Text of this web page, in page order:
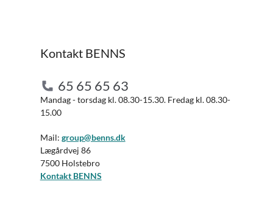
Kontakt BENNS
65 65 65 63
Mandag - torsdag kl. 08.30-15.30. Fredag kl. 08.30-
15.00
Mail: group@benns.dk
Lægårdvej 86
7500 Holstebro
Kontakt BENNS